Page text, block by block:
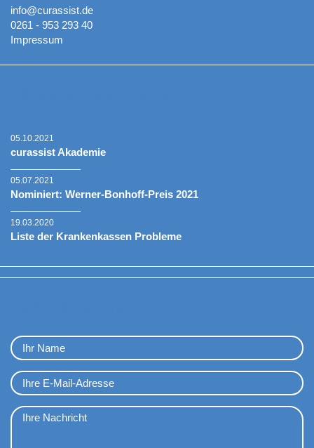
info@curassist.de
0261 - 953 293 40
Impressum
05.10.2021
curassist Akademie
05.07.2021
Nominiert: Werner-Bonhoff-Preis 2021
19.03.2020
Liste der Krankenkassen Probleme